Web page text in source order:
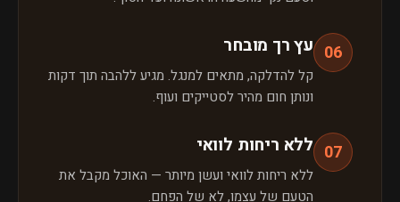
06 עץ רך מובחר
קל להדלקה, מתאים למנגל. מגיע ללהבה תוך דקות
ונותן חום מהיר לסטייקים ועוף.
07 ללא ריחות לוואי
ללא ריחות לוואי ועשן מיותר — האוכל מקבל את
הטעם של עצמו, לא של הפחם.